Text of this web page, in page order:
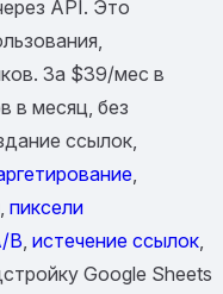
API. Это
За $39/мес в
в месяц, без
ссылок,
,
пиксели
B, истечение ссылок,
Google Sheets